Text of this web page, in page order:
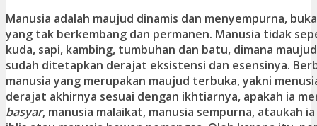
Manusia adalah maujud dinamis dan menyempurna,
yang tak berkembang dan permanen. Manusia tidak
kuda, sapi, kambing, tumbuhan dan batu, dimana
sudah ditetapkan derajat eksistensi dan esensinya.
manusia yang merupakan maujud terbuka, yakni
derajat akhirnya sesuai dengan ikhtiarnya, apakah ia
basyar, manusia malaikat, manusia sempurna, ataukah